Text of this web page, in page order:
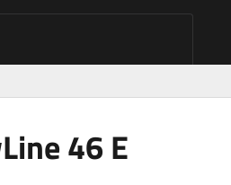
46 E